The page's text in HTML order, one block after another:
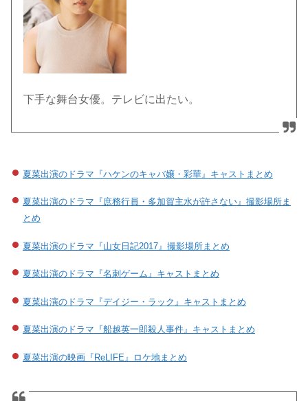
下手な舞台女優。テレビに出たい。
夏菜出演のドラマ『ハケンのキャバ嬢・彩華』キャストまとめ
夏菜出演のドラマ『庶務行員・多加賀主水が許さない』撮影場所ま
とめ
夏菜出演のドラマ『山女日記2017』撮影場所まとめ
夏菜出演のドラマ『名刺ゲーム』キャストまとめ
夏菜出演のドラマ『デイジー・ラック』キャストまとめ
夏菜出演のドラマ『船越英一郎殺人事件』キャストまとめ
夏菜出演の映画『ReLIFE』ロケ地まとめ